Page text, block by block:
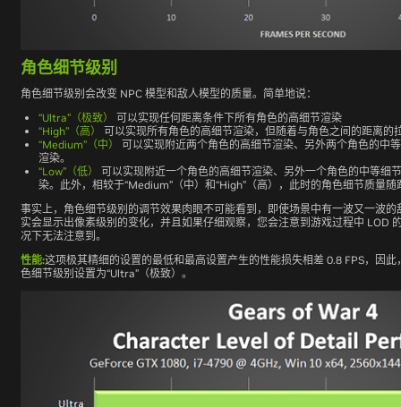
角色细节级别
角色细节级别会改变 NPC 模型和敌人模型的质量。简单地说：
“Ultra”（极致）
可以实现任何距离条件下所有角色的高细节渲染
“High”（高）
可以实现所有角色的高细节渲染，但随着与角色之间的距离的
“Medium”（中）
可以实现附近两个角色的高细节渲染、另外两个角色的中
渲染。
“Low”（低）
可以实现附近一个角色的高细节渲染、另外一个角色的中等细
染。此外，相较于“Medium”（中）和“High”（高），此时的角色细节质量
事实上，角色细节级别的调节效果肉眼不可能看到，即使场景中有一波又一波
实会显示出像素级别的变化，并且如果仔细观察，您会注意到游戏过程中 LOD
况下无法注意到。
性能:这项极其精细的设置的最低和最高设置产生的性能损失相差 0.8 FPS，因
色细节级别设置为“Ultra”（极致）。